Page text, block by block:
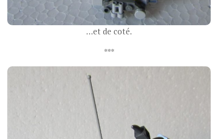
…et de coté.
***